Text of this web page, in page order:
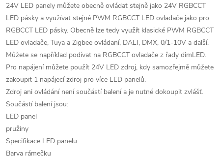
24V LED panely můžete obecně ovládat stejně jako 24V RGBCCT
LED pásky a využívat stejné PWM RGBCCT LED ovladače jako pro
RGBCCT LED pásky. Obecně lze tedy využít klasické PWM RGBCCT
LED ovladače, Tuya a Zigbee ovládaní, DALI, DMX, 0/1-10V a další.
Můžete se například podívat na RGBCCT ovladače z řady dimLED.
Pro napájení můžete použít 24V LED zdroj, kdy samozřejmě můžete
zakoupit 1 napájecí zdroj pro více LED panelů.
Zdroj ani ovládání není součástí balení a je nutné dokoupit zvlášť.
Součástí balení jsou:
LED panel
pružiny
Specifikace LED panelu
Barva rámečku